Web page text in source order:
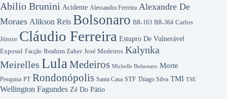
Abilio Brunini Acidente Alessandra Ferreira Alexandre De
Moraes Alikson Reis Bolsonaro BR-163 BR-364 Carlos
Júnior Cláudio Ferreira Estupro De Vulnerável
Exposul Facção Ibrahim Zaher José Medeiros Kalynka
Meirelles Lula Medeiros Michelle Bolsonaro Morte
Pesquisa PT Rondonópolis Santa Casa STF Thiago Silva TMI TSE
Wellington Fagundes Zé Do Pátio